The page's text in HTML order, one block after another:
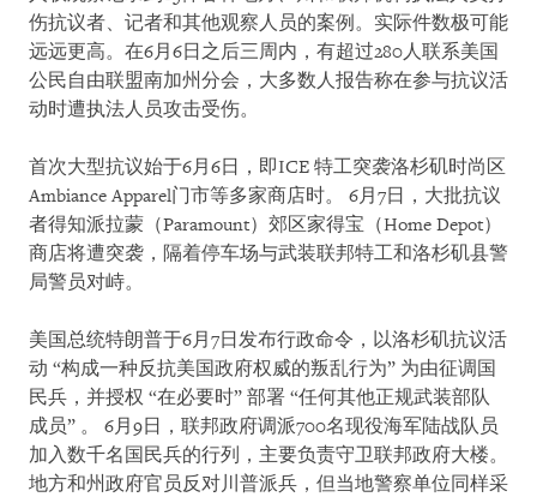
伤抗议者、记者和其他观察人员的案例。实际件数极可能
远远更高。在6月6日之后三周内，有超过280人联系美国
公民自由联盟南加州分会，大多数人报告称在参与抗议活
动时遭执法人员攻击受伤。
首次大型抗议始于6月6日，即ICE 特工突袭洛杉矶时尚区
Ambiance Apparel门市等多家商店时。 6月7日，大批抗议
者得知派拉蒙（Paramount）郊区家得宝（Home Depot）
商店将遭突袭，隔着停车场与武装联邦特工和洛杉矶县警
局警员对峙。
美国总统特朗普于6月7日发布行政命令，以洛杉矶抗议活
动 “构成一种反抗美国政府权威的叛乱行为” 为由征调国
民兵，并授权 “在必要时” 部署 “任何其他正规武装部队
成员” 。 6月9日，联邦政府调派700名现役海军陆战队员
加入数千名国民兵的行列，主要负责守卫联邦政府大楼。
地方和州政府官员反对川普派兵，但当地警察单位同样采